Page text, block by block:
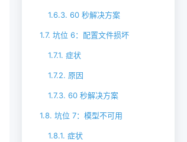
1.6.3. 60 秒解决方案
1.7. 坑位 6：配置文件损坏
1.7.1. 症状
1.7.2. 原因
1.7.3. 60 秒解决方案
1.8. 坑位 7：模型不可用
1.8.1. 症状